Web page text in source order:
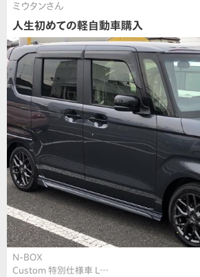
ミウタンさん
人生初めての軽自動車購入
N-BOX
Custom 特別仕様車 L…